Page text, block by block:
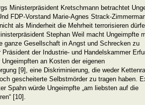
Ministerpräsident Kretschmann betrachtet
FDP-Vorstand Marie-Agnes Strack-
als Minderheit die Mehrheit terrorisieren
Stephan Weil macht Ungeimpfte
ganze Gesellschaft in Angst und Schrecken zu
Präsident der Industrie- und Handelskammer
an Kosten der eigenen
[9], eine Diskriminierung, die weder
gescheiterte Selbstmörder zu tragen haben.
Spahn würde Ungeimpfte „am liebsten auf die
[10].